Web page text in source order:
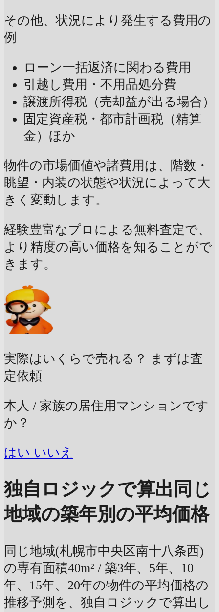
その他、状況により発生する費用の
例
ローン一括返済に関わる費用
引越し費用・不用品処分費
譲渡所得税（売却益が出る場合）
固定資産税・都市計画税（精算
金）ほか
物件の市場価値や諸費用は、階数・
眺望・内装の状態や状況によって大
きく変動します。
経験豊富なプロによる無料査定で、
より精度の高い価格を知ることがで
きます。
実際はいくらで売れる？
まずは査
定依頼
本人 / 家族の居住用マンションです
か？
はい いいえ
独自ロジックで算出 同じ
地域の築年別の平均価格
同じ地域(札幌市中央区南十八条西)
の専有面積40m² / 築3年、5年、10
年、15年、20年の物件の平均価格の
推移予測を、独自ロジックで算出し